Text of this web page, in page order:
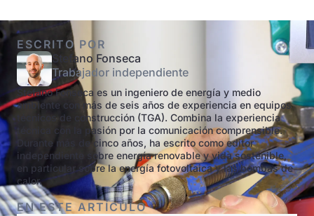
ESCRITO POR
Stefano Fonseca
Trabajador independiente
Stefano Fonseca es un ingeniero de energía y medio
ambiente con más de seis años de experiencia en equipos
técnicos de construcción (TGA). Combina la experiencia
técnica con la pasión por la comunicación comprensible.
Durante más de cinco años, ha escrito como editor
independiente sobre energía renovable y vida sostenible,
en particular sobre la energía fotovoltaica y las bombas de
calor.
EN ESTE ARTÍCULO